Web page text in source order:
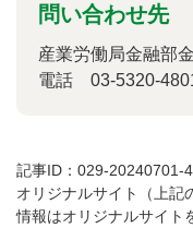
問い合わせ先
産業労働局金融部
電話 03-5320-
記事ID：029-20240701-
オリジナルサイト（上記
情報はオリジナルサイト